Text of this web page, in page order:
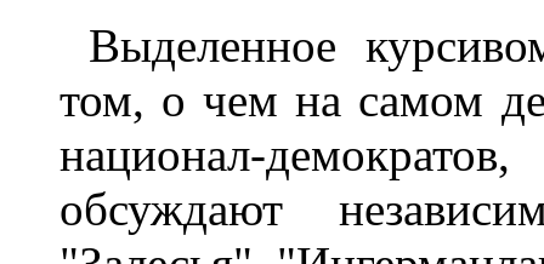
Выделенное
том, о чем на самом
национал-
обсуждают